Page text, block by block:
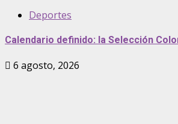
Deportes
Calendario definido: la Selección
6 agosto, 2026